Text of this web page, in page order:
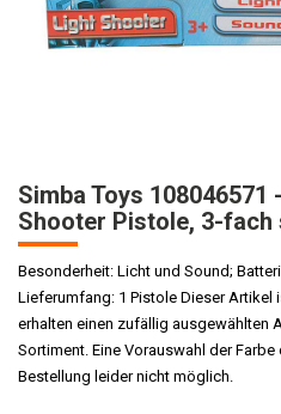
Simba Toys
Shooter Pistole, 3-
Besonderheit: Licht und Sound;
Lieferumfang: 1 Pistole Dieser Artikel
erhalten einen zufällig ausgewählten
Sortiment. Eine Vorauswahl der
Bestellung leider nicht möglich.